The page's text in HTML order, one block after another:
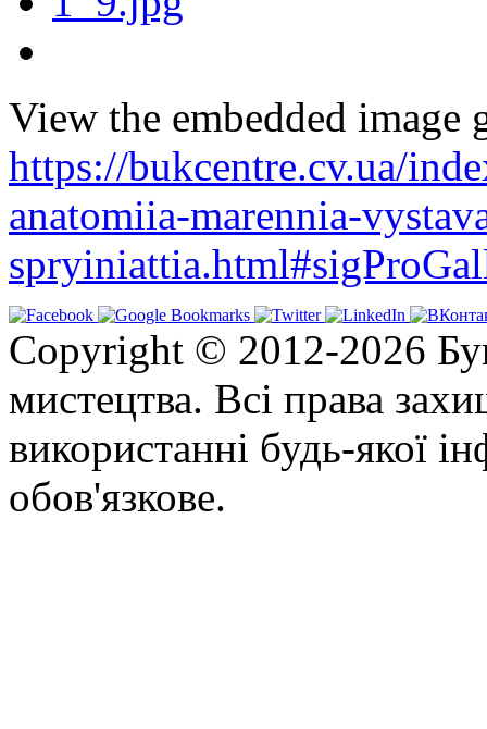
View the embedded image
https://bukcentre.cv.ua/
anatomiia-marennia-
Copyright © 2012-2026
мистецтва. Всі права
використанні будь-якої
обов'язкове.